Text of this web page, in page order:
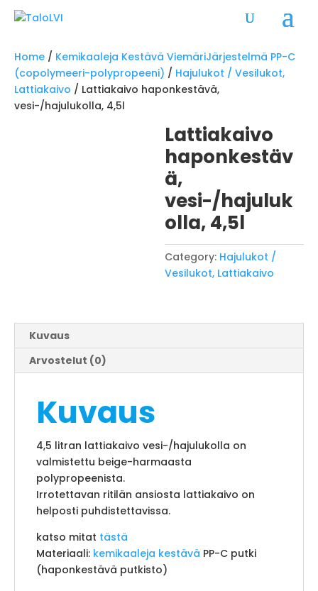
Home / Kemikaaleja Kestävä ViemäriJärjestelmä PP-C
(copolymeeri-polypropeeni) / Hajulukot / Vesilukot,
Lattiakaivo / Lattiakaivo haponkestävä,
vesi-/hajulukolla, 4,5l
Lattiakaivo
haponkestäv
ä,
vesi-/hajuluk
olla, 4,5l
Category: Hajulukot /
Vesilukot, Lattiakaivo
Kuvaus
Arvostelut (0)
Kuvaus
4,5 litran lattiakaivo vesi-/hajulukolla on
valmistettu beige-harmaasta
polypropeenista.
Irrotettavan ritilän ansiosta lattiakaivo on
helposti puhdistettavissa.
katso mitat tästä
Materiaali: kemikaaleja kestävä PP-C putki
(haponkestävä putkisto)